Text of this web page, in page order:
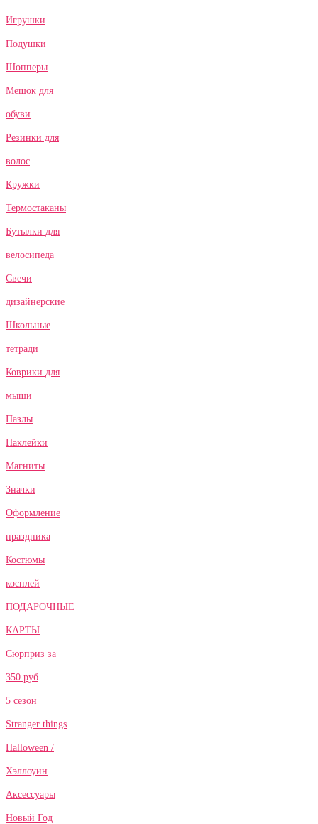
Игрушки
Подушки
Шопперы
Мешок для
обуви
Резинки для
волос
Кружки
Термостаканы
Бутылки для
велосипеда
Свечи
дизайнерские
Школьные
тетради
Коврики для
мыши
Пазлы
Наклейки
Магниты
Значки
Оформление
праздника
Костюмы
косплей
ПОДАРОЧНЫЕ
КАРТЫ
Сюрприз за
350 руб
5 сезон
Stranger things
Halloween /
Хэллоуин
Аксессуары
Новый Год